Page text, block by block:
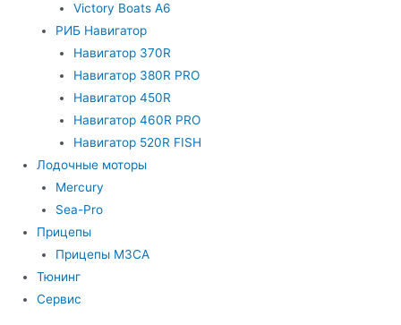
Victory Boats A6
РИБ Навигатор
Навигатор 370R
Навигатор 380R PRO
Навигатор 450R
Навигатор 460R PRO
Навигатор 520R FISH
Лодочные моторы
Mercury
Sea-Pro
Прицепы
Прицепы МЗСА
Тюнинг
Сервис